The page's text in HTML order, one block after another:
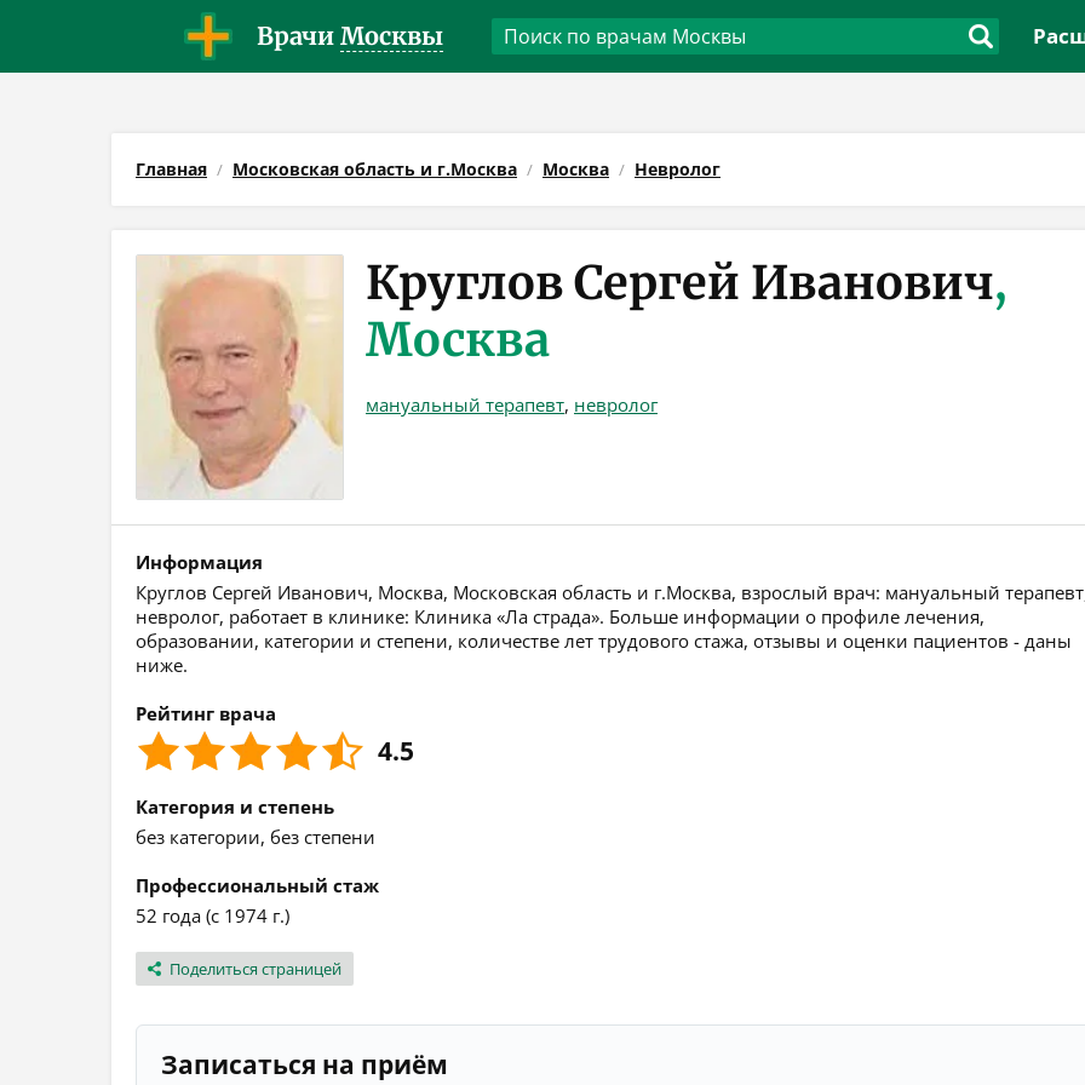
Врачи Москвы
Главная Московская область и г.Москва Москва Невролог
Круглов Сергей Иванович,
Москва
мануальный терапевт, невролог
Информация
Круглов Сергей Иванович, Москва, Московская область и г.Москва, взрослый врач: мануальный
невролог, работает в клинике: Клиника «Ла страда». Больше информации о профиле лечения,
образовании, категории и степени, количестве лет трудового стажа, отзывы и оценки пациентов - даны
ниже.
Рейтинг врача
4.5
Категория и степень
без категории, без степени
Профессиональный стаж
52 года (с 1974 г.)
Поделиться страницей
Записаться на приём